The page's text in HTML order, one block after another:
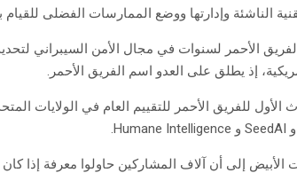
الناشئة وإدارتها ووضع الممارسات الفضلى للقيام
الأحمر لسنوات في مجال الأمن السيبراني
إذ يطلق على العدو اسم الفريق الأحمر.
الأول للفريق الأحمر للتقييم العام في الولايات
الأبيض إلى أن آلاف المشاركين حاولوا معرفة إذا